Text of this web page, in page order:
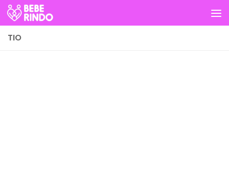
Skip to content
TIO